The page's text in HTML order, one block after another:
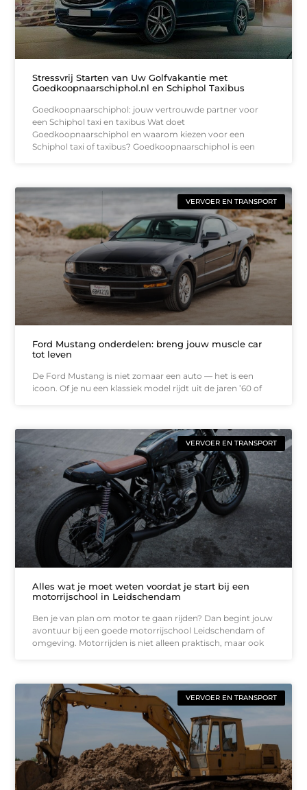
Stressvrij Starten van Uw Golfvakantie met
Goedkoopnaarschiphol.nl en Schiphol Taxibus
Goedkoopnaarschiphol: jouw vertrouwde partner voor
een Schiphol taxi en taxibus Wat doet
Goedkoopnaarschiphol en waarom kiezen voor een
Schiphol taxi of taxibus? Goedkoopnaarschiphol is een
VERVOER EN TRANSPORT
Ford Mustang onderdelen: breng jouw muscle car
tot leven
De Ford Mustang is niet zomaar een auto — het is een
icoon. Of je nu een klassiek model rijdt uit de jaren ’60 of
VERVOER EN TRANSPORT
Alles wat je moet weten voordat je start bij een
motorrijschool in Leidschendam
Ben je van plan om motor te gaan rijden? Dan begint jouw
avontuur bij een goede motorrijschool Leidschendam of
omgeving. Motorrijden is niet alleen praktisch, maar ook
VERVOER EN TRANSPORT